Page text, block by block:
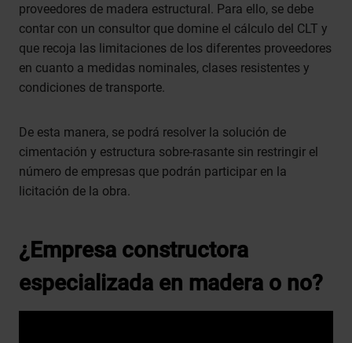
proveedores de madera estructural. Para ello, se debe
contar con un consultor que domine el cálculo del CLT y
que recoja las limitaciones de los diferentes proveedores
en cuanto a medidas nominales, clases resistentes y
condiciones de transporte.
De esta manera, se podrá resolver la solución de
cimentación y estructura sobre-rasante sin restringir el
número de empresas que podrán participar en la
licitación de la obra.
¿Empresa constructora
especializada en madera o no?